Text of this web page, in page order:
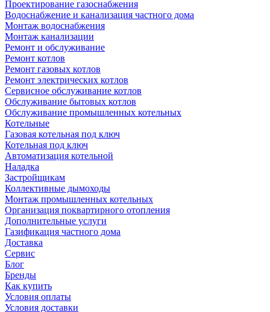
Проектирование газоснабжения
Водоснабжение и канализация частного дома
Монтаж водоснабжения
Монтаж канализации
Ремонт и обслуживание
Ремонт котлов
Ремонт газовых котлов
Ремонт электрических котлов
Сервисное обслуживание котлов
Обслуживание бытовых котлов
Обслуживание промышленных котельных
Котельные
Газовая котельная под ключ
Котельная под ключ
Автоматизация котельной
Наладка
Застройщикам
Коллективные дымоходы
Монтаж промышленных котельных
Организация поквартирного отопления
Дополнительные услуги
Газификация частного дома
Доставка
Сервис
Блог
Бренды
Как купить
Условия оплаты
Условия доставки